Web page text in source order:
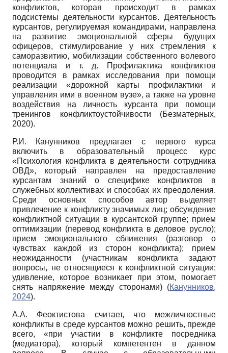
конфликтов, которая происходит в рамках
подсистемы деятельности курсантов. Деятельность
курсантов, регулируемая командирами, направлена
на развитие эмоциональной сферы будущих
офицеров, стимулирование у них стремления к
саморазвитию, мобилизации собственного волевого
потенциала и т. д. Профилактика конфликтов
проводится в рамках исследования при помощи
реализации «дорожной карты профилактики и
управления ими в военном вузе», а также на уровне
воздействия на личность курсанта при помощи
тренингов конфликтоустойчивости (Безматерных,
2020).
Р.И. Канунников предлагает с первого курса
включить в образовательный процесс курс
«Психология конфликта в деятельности сотрудника
ОВД», который направлен на предоставление
курсантам знаний о специфике конфликтов в
служебных коллективах и способах их преодоления.
Среди основных способов автор выделяет
привлечение к конфликту значимых лиц; обсуждение
конфликтной ситуации в курсантской группе; прием
оптимизации (перевод конфликта в деловое русло);
прием эмоционального сближения (разговор о
чувствах каждой из сторон конфликта); прием
неожиданности (участникам конфликта задают
вопросы, не относящиеся к конфликтной ситуации;
удивление, которое возникает при этом, помогает
снять напряжение между сторонами) (Канунников,
2024).
А.А. Феоктистова считает, что межличностные
конфликты в среде курсантов можно решить, прежде
всего, «при участии в конфликте посредника
(медиатора), который компетентен в данном